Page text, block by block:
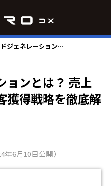
リードジェネレーションとは？ 売上アップに繋がる顧客獲得戦略を徹底解説！
ョンとは？ 売上
獲得戦略を徹底解
6月10日公開）